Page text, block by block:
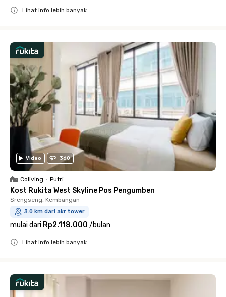
Lihat info lebih banyak
Video 360
Coliving • Putri
Kost Rukita West Skyline Pos Pengumben
Srengseng, Kembangan
3.0 km dari akr tower
mulai dari Rp2.118.000 /bulan
Lihat info lebih banyak